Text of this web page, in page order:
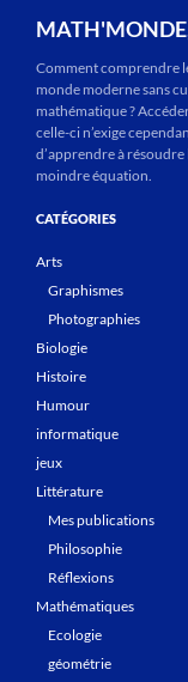
Comment comprendre
monde moderne sans
mathématique ?
celle-ci n’exige
d’apprendre à résoudre
moindre équation.
CATÉGORIES
Arts
Graphismes
Photographies
Biologie
Histoire
Humour
informatique
jeux
Littérature
Mes publications
Philosophie
Réflexions
Mathématiques
Ecologie
géométrie